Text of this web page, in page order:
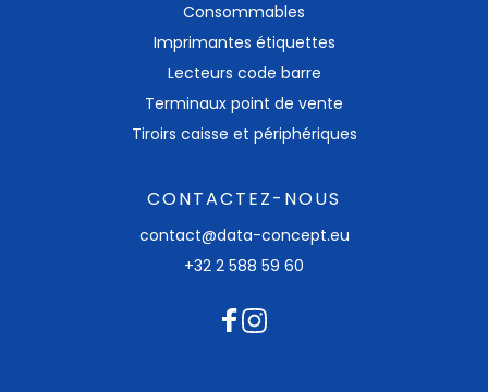
Consommables
Imprimantes étiquettes
Lecteurs code barre
Terminaux point de vente
Tiroirs caisse et périphériques
CONTACTEZ-NOUS
contact@data-concept.eu
+32 2 588 59 60